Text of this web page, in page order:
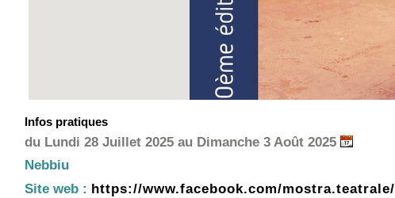
Infos pratiques
du Lundi 28 Juillet 2025 au Dimanche 3 Août 2025
Nebbiu
Site web : https://www.facebook.com/mostra.teatrale/